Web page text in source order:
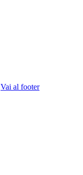
Vai al footer